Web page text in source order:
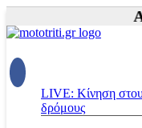
LIVE: Κίνηση
δρόμους